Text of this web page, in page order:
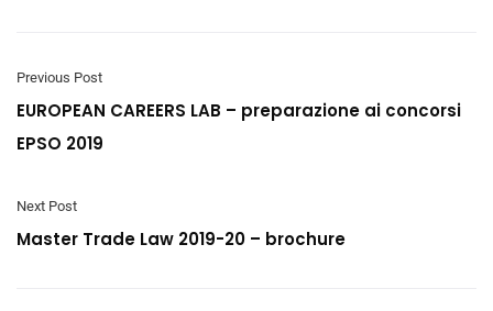
Previous Post
EUROPEAN CAREERS LAB – preparazione ai concorsi
EPSO 2019
Next Post
Master Trade Law 2019-20 – brochure